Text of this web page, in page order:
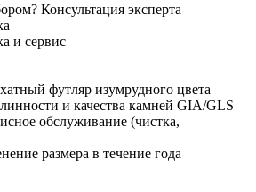
Консультация эксперта
и сервис
футляр изумрудного цвета
и качества камней GIA/GLS
обслуживание (чистка,
размера в течение года